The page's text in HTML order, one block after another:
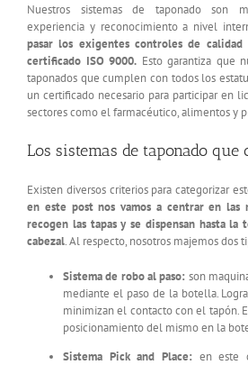
Nuestros sistemas de taponado son
experiencia y reconocimiento a nivel
pasar los exigentes controles de
certificado ISO 9000. Esto garantiza que
taponados que cumplen con todos los
un certificado necesario para participar en
sectores como el farmacéutico, alimentos y
Los sistemas de taponado que
Existen diversos criterios para categorizar
en este post nos vamos a centrar en las
recogen las tapas y se dispensan hasta la
cabezal. Al respecto, nosotros majemos dos
Sistema de robo al paso: son
mediante el paso de la botella.
minimizan el contacto con el tapón.
posicionamiento del mismo en la
Sistema Pick and Place: en este